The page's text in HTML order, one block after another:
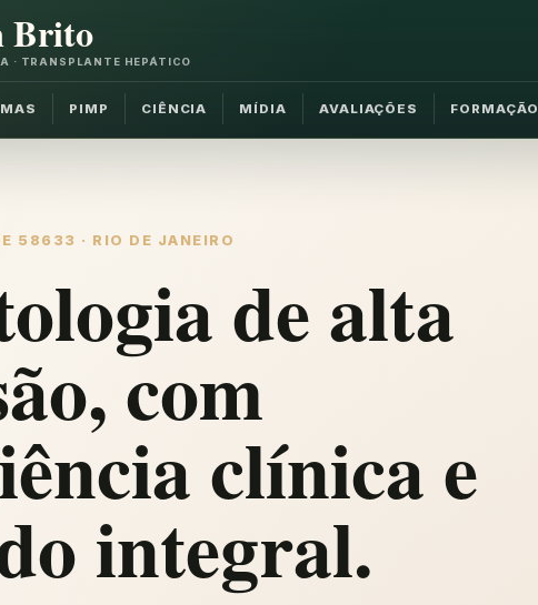
Brito
· TRANSPLANTE HEPÁTICO
PIMP CIÊNCIA MÍDIA AVALIAÇÕES FORMAÇÃO
58633 · RIO DE JANEIRO
de alta
com
clínica e
integral.